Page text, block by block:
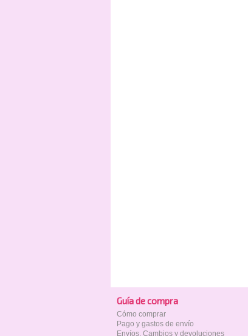
Guía de compra
Cómo comprar
Pago y gastos de envío
Envíos, Cambios y devoluciones